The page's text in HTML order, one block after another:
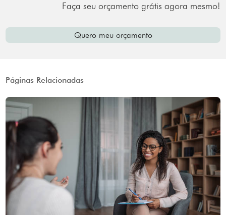
Faça seu orçamento grátis agora mesmo!
Quero meu orçamento
Páginas Relacionadas